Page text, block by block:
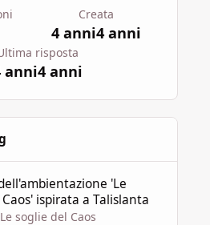
Creata
4 anni4 anni
risposta
anni4 anni
'Le
ispirata a Talislanta
Le soglie del Caos